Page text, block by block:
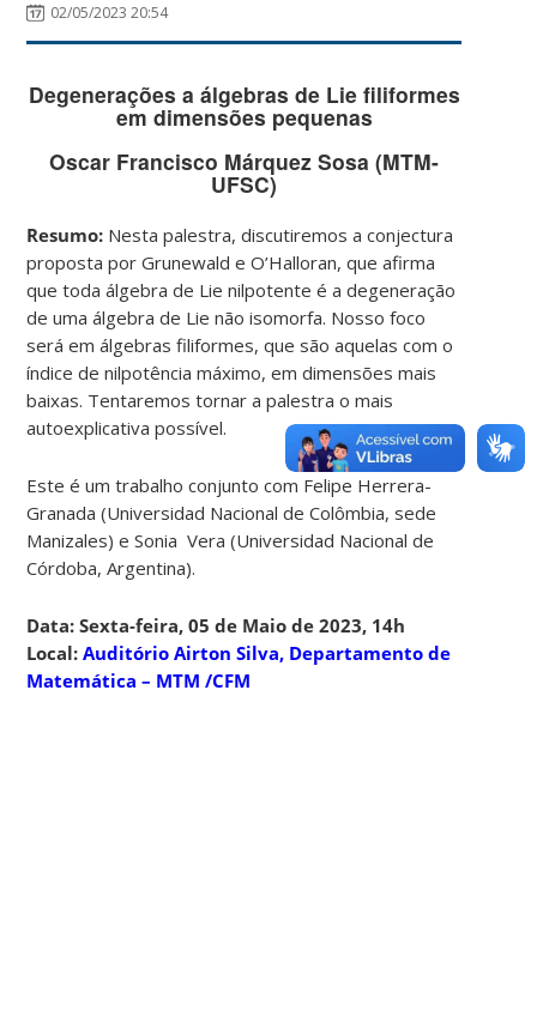
02/05/2023 20:54
Degenerações a álgebras de Lie filiformes
em dimensões pequenas
Oscar Francisco Márquez Sosa (MTM-
UFSC)
Resumo: Nesta palestra, discutiremos a conjectura
proposta por Grunewald e O’Halloran, que afirma
que toda álgebra de Lie nilpotente é a degeneração
de uma álgebra de Lie não isomorfa. Nosso foco
será em álgebras filiformes, que são aquelas com o
índice de nilpotência máximo, em dimensões mais
baixas. Tentaremos tornar a palestra o mais
autoexplicativa possível.
Este é um trabalho conjunto com Felipe Herrera-
Granada (Universidad Nacional de Colômbia, sede
Manizales) e Sonia Vera (Universidad Nacional de
Córdoba, Argentina).
Data: Sexta-feira, 05 de Maio de 2023, 14h
Local:Auditório Airton Silva, Departamento de
Matemática – MTM /CFM